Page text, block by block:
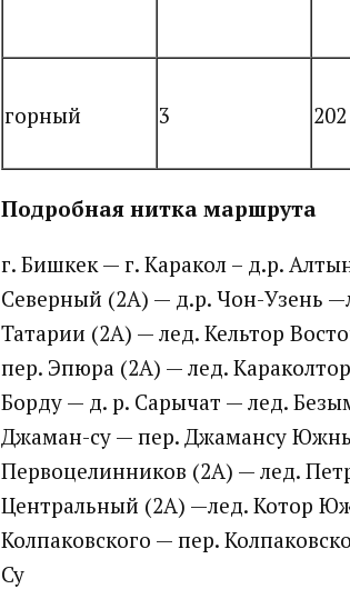
горный 3 202
Подробная нитка маршрута
г. Бишкек — г. Каракол – д.р.
Северный (2А) — д.р. Чон-Узень
Татарии (2А) — лед. Кельтор
пер. Эпюра (2А) — лед.
Борду — д. р. Сарычат — лед.
Джаман-су — пер. Джамансу
Первоцелинников (2А) — лед.
Центральный (2А) —лед. Котор
Колпаковского — пер.
Су